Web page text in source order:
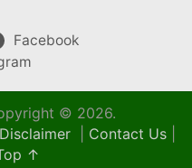
Facebook
© 2026.
Disclaimer Contact Us
↑